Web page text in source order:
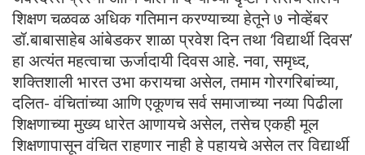
शिक्षण चळवळ अधिक गतिमान करण्याच्या हेतूने ७ नोव्हेंबर
डॉ.बाबासाहेब आंबेडकर शाळा प्रवेश दिन तथा ‘विद्यार्थी दिवस’
हा अत्यंत महत्वाचा ऊर्जादायी दिवस आहे. नवा, समृध्द,
शक्तिशाली भारत उभा करायचा असेल, तमाम गोरगरिबांच्या,
दलित- वंचितांच्या आणि एकूणच सर्व समाजाच्या नव्या पिढीला
शिक्षणाच्या मुख्य धारेत आणायचे असेल, तसेच एकही मूल
शिक्षणापासून वंचित राहणार नाही हे पहायचे असेल तर विद्यार्थी